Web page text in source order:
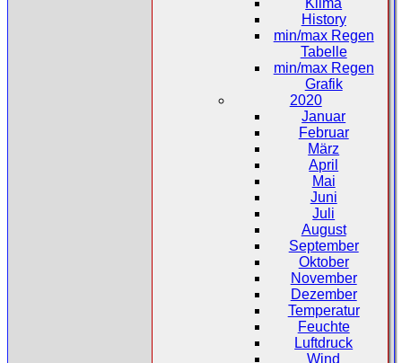
History
min/max Regen
Tabelle
min/max Regen
Grafik
2020
Januar
Februar
März
April
Mai
Juni
Juli
August
September
Oktober
November
Dezember
Temperatur
Feuchte
Luftdruck
Wind